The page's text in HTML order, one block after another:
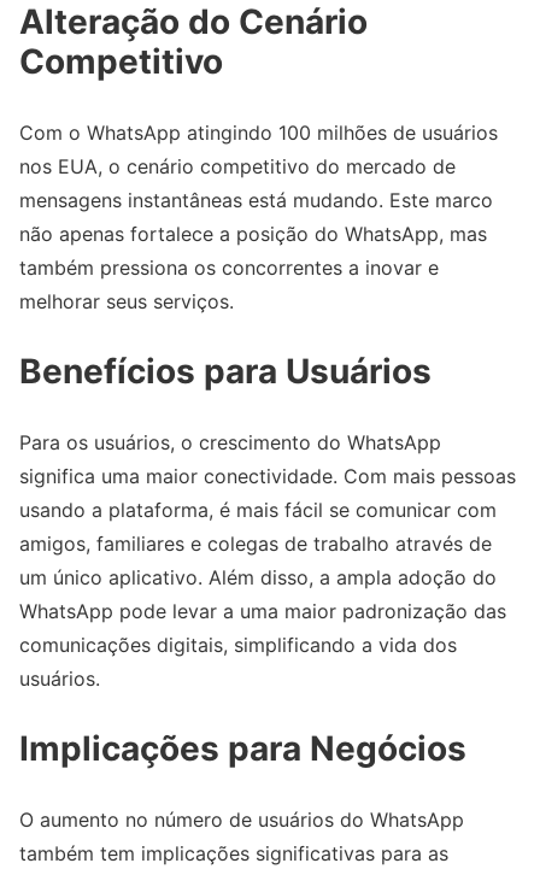
Alteração do Cenário
Competitivo
Com o WhatsApp atingindo 100 milhões de usuários
nos EUA, o cenário competitivo do mercado de
mensagens instantâneas está mudando. Este marco
não apenas fortalece a posição do WhatsApp, mas
também pressiona os concorrentes a inovar e
melhorar seus serviços.
Benefícios para Usuários
Para os usuários, o crescimento do WhatsApp
significa uma maior conectividade. Com mais pessoas
usando a plataforma, é mais fácil se comunicar com
amigos, familiares e colegas de trabalho através de
um único aplicativo. Além disso, a ampla adoção do
WhatsApp pode levar a uma maior padronização das
comunicações digitais, simplificando a vida dos
usuários.
Implicações para Negócios
O aumento no número de usuários do WhatsApp
também tem implicações significativas para as